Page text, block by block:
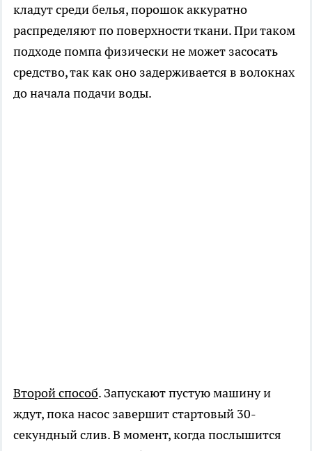
кладут среди белья, порошок аккуратно
распределяют по поверхности ткани. При таком
подходе помпа физически не может засосать
средство, так как оно задерживается в волокнах
до начала подачи воды.
Второй способ. Запускают пустую машину и
ждут, пока насос завершит стартовый 30-
секундный слив. В момент, когда послышится